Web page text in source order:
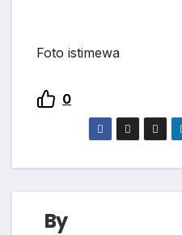
Foto istimewa
0
By